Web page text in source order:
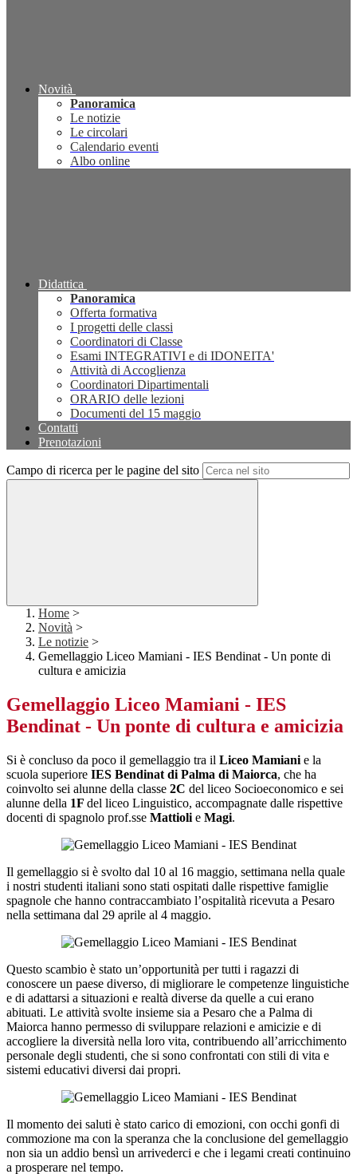
Novità
Panoramica
Le notizie
Le circolari
Calendario eventi
Albo online
Didattica
Panoramica
Offerta formativa
I progetti delle classi
Coordinatori di Classe
Esami INTEGRATIVI e di IDONEITA'
Attività di Accoglienza
Coordinatori Dipartimentali
ORARIO delle lezioni
Documenti del 15 maggio
Contatti
Prenotazioni
Campo di ricerca per le pagine del sito
Home >
Novità >
Le notizie >
Gemellaggio Liceo Mamiani - IES Bendinat - Un ponte di
cultura e amicizia
Gemellaggio Liceo Mamiani - IES
Bendinat - Un ponte di cultura e amicizia
Si è concluso da poco il gemellaggio tra il Liceo Mamiani e la
scuola superiore IES Bendinat di Palma di Maiorca, che ha
coinvolto sei alunne della classe 2C del liceo Socioeconomico e sei
alunne della 1F del liceo Linguistico, accompagnate dalle rispettive
docenti di spagnolo prof.sse Mattioli e Magi.
Il gemellaggio si è svolto dal 10 al 16 maggio, settimana nella quale
i nostri studenti italiani sono stati ospitati dalle rispettive famiglie
spagnole che hanno contraccambiato l’ospitalità ricevuta a Pesaro
nella settimana dal 29 aprile al 4 maggio.
Questo scambio è stato un’opportunità per tutti i ragazzi di
conoscere un paese diverso, di migliorare le competenze linguistiche
e di adattarsi a situazioni e realtà diverse da quelle a cui erano
abituati. Le attività svolte insieme sia a Pesaro che a Palma di
Maiorca hanno permesso di sviluppare relazioni e amicizie e di
accogliere la diversità nella loro vita, contribuendo all’arricchimento
personale degli studenti, che si sono confrontati con stili di vita e
sistemi educativi diversi dai propri.
Il momento dei saluti è stato carico di emozioni, con occhi gonfi di
commozione ma con la speranza che la conclusione del gemellaggio
non sia un addio bensì un arrivederci e che i legami creati continuino
a prosperare nel tempo.